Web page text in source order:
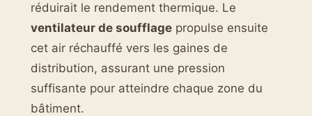
réduirait le rendement thermique. Le
ventilateur de soufflage propulse ensuite
cet air réchauffé vers les gaines de
distribution, assurant une pression
suffisante pour atteindre chaque zone du
bâtiment.